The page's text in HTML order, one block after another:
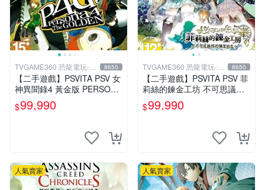
TVGAME360 恐龍電玩-台
中店
8650
【二手遊戲】PSVITA PSV 女
神異聞錄4 黃金版 PERSONA
4 The GOLDEN 中文版【台
中恐龍電玩】
$99,990
TVGAME360 恐龍電玩-台
中店
8650
【二手遊戲】PSVITA PSV 菲
莉絲的鍊金工坊 不可思議旅
的鍊金術士 ATELIER FIRIS
中文版
$99,990
人氣賣家 人氣賣家